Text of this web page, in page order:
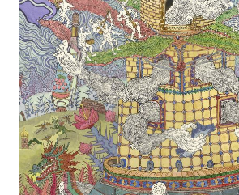
獎
者
活
動
影
音
活
動